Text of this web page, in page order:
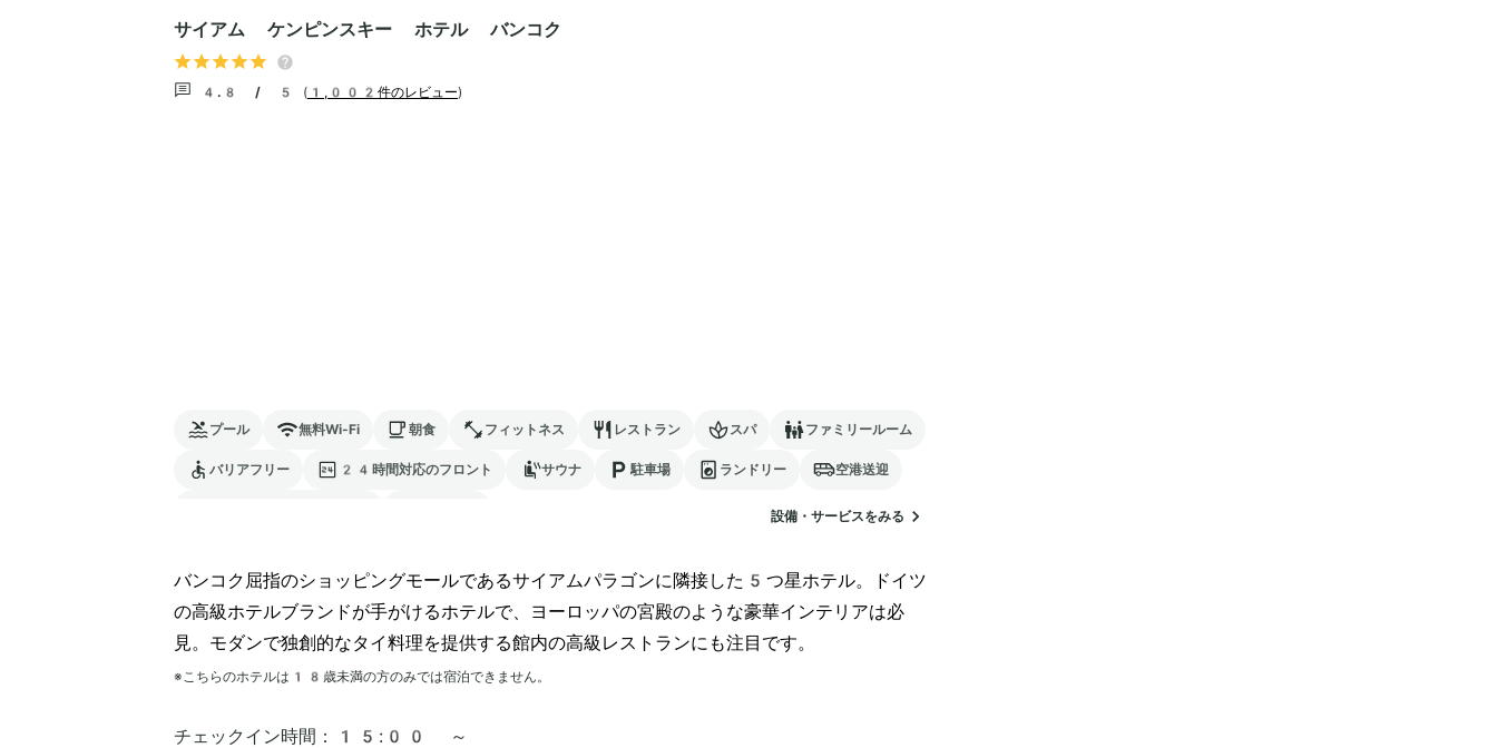
サイアム ケンピンスキー ホテル バンコク
4.8 / 5 ( 1,002件のレビュー)
プール 無料Wi-Fi 朝食 フィットネス レストラン スパ ファミリールーム
バリアフリー 24時間対応のフロント サウナ 駐車場 ランドリー 空港送迎
設備・サービスをみる
バンコク屈指のショッピングモールであるサイアムパラゴンに隣接した5つ星ホテル。ドイツ
の高級ホテルブランドが手がけるホテルで、ヨーロッパの宮殿のような豪華インテリアは必
見。モダンで独創的なタイ料理を提供する館内の高級レストランにも注目です。
※こちらのホテルは 18 歳未満の方のみでは宿泊できません。
チェックイン時間：
15:00 ～